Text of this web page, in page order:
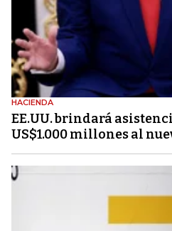
HACIENDA
EE.UU. brindará
US$1.000 millones al